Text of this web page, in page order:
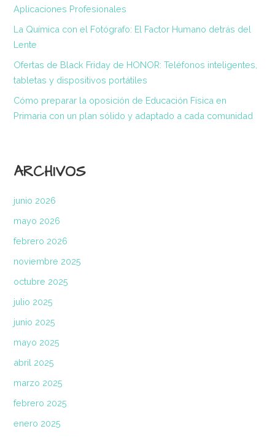
Aplicaciones Profesionales
La Química con el Fotógrafo: El Factor Humano detrás del
Lente
Ofertas de Black Friday de HONOR: Teléfonos inteligentes,
tabletas y dispositivos portátiles
Cómo preparar la oposición de Educación Física en
Primaria con un plan sólido y adaptado a cada comunidad
ARCHIVOS
junio 2026
mayo 2026
febrero 2026
noviembre 2025
octubre 2025
julio 2025
junio 2025
mayo 2025
abril 2025
marzo 2025
febrero 2025
enero 2025